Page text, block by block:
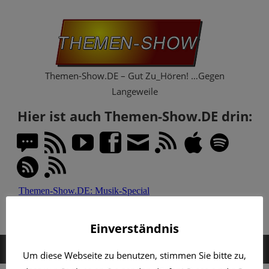
Themen-Show.DE – Gut Zu_Hören! …Gegen
Langeweile
Hier ist auch Themen-Show.DE drin:
MENÜ
Einverständnis
Um diese Webseite zu benutzen, stimmen Sie bitte zu,